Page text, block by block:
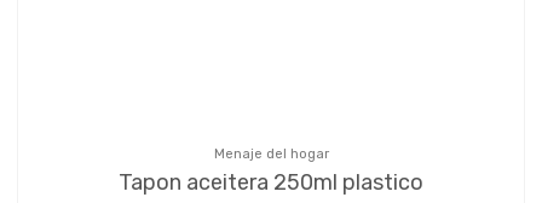
Menaje del hogar
Tapon aceitera 250ml plastico